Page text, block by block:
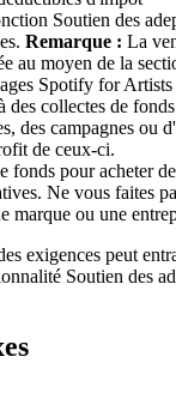
Soutien des
Remarque : La
au moyen de la
Spotify for Artists
des collectes de
des campagnes ou
de ceux-ci.
fonds pour acheter
Ne vous faites
marque ou une
exigences peut
Soutien des